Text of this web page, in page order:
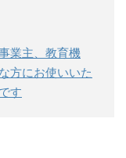
業主、教育機
方にお使いいた
す